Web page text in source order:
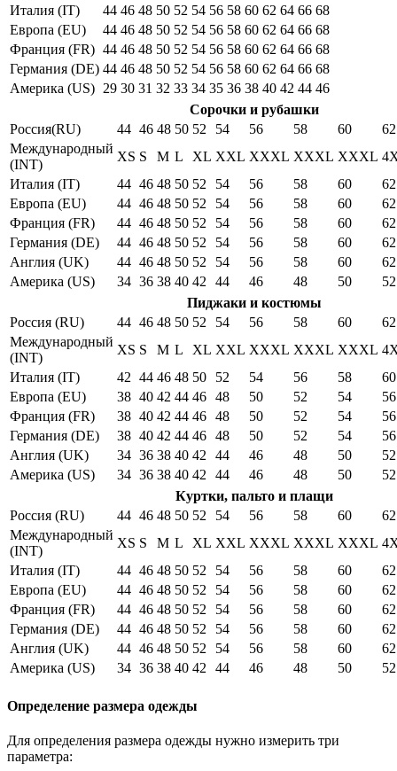
Италия (IT)
44 46 48 50 52 54 56 58 60 62 64 66 68
Европа (EU)
44 46 48 50 52 54 56 58 60 62 64 66 68
Франция (FR) 44 46 48 50 52 54 56 58 60 62 64 66 68
Германия (DE) 44 46 48 50 52 54 56 58 60 62 64 66 68
Америка (US) 29 30 31 32 33 34 35 36 38 40 42 44 46
Сорочки и рубашки
Россия(RU)
44 46 48 50 52 54 56 58 60
62
Международный
(INT)
XS S M L XL XXL XXXL XXXL XXXL
Италия (IT)
44 46 48 50 52 54 56 58 60
62
Европа (EU)
44 46 48 50 52 54 56 58 60
62
Франция (FR)
44 46 48 50 52 54 56 58 60
62
Германия (DE)
44 46 48 50 52 54 56 58 60
62
Англия (UK)
44 46 48 50 52 54 56 58 60
62
Америка (US)
34 36 38 40 42 44 46 48 50
52
Пиджаки и костюмы
Россия (RU)
44 46 48 50 52 54 56 58 60
62
Международный
(INT)
XS S M L XL XXL XXXL XXXL XXXL
Италия (IT)
42 44 46 48 50 52 54 56 58
60
Европа (EU)
38 40 42 44 46 48 50 52 54
56
Франция (FR)
38 40 42 44 46 48 50 52 54
56
Германия (DE)
38 40 42 44 46 48 50 52 54
56
Англия (UK)
34 36 38 40 42 44 46 48 50
52
Америка (US)
34 36 38 40 42 44 46 48 50
52
Куртки, пальто и плащи
Россия (RU)
44 46 48 50 52 54 56 58 60
62
Международный
(INT)
XS S M L XL XXL XXXL XXXL XXXL
Италия (IT)
44 46 48 50 52 54 56 58 60
62
Европа (EU)
44 46 48 50 52 54 56 58 60
62
Франция (FR)
44 46 48 50 52 54 56 58 60
62
Германия (DE)
44 46 48 50 52 54 56 58 60
62
Англия (UK)
44 46 48 50 52 54 56 58 60
62
Америка (US)
34 36 38 40 42 44 46 48 50 52
Определение размера одежды
Для определения размера одежды нужно измерить три
параметра: